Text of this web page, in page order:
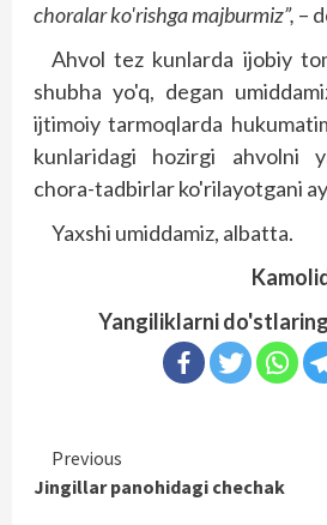
choralar ko'rishga majburmiz”, –
Ahvol tez kunlarda ijobiy
shubha yo'q, degan
ijtimoiy tarmoqlarda
kunlaridagi hozirgi ahvolni
chora-tadbirlar ko'rilayotgani
Yaxshi umiddamiz, albatta.
Yangiliklarni
Continue
Reading
Previous
Jingillar panohidagi chechak